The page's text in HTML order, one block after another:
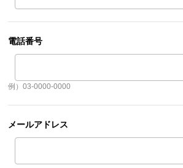
電話番号
例）03-0000-0000
メールアドレス